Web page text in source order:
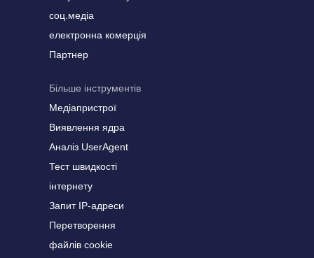
соц.медіа
електронна комерція
Партнер
Більше інструментів
Медіапристрої
Виявлення ядра
Аналіз UserAgent
Тест швидкості
інтернету
Запит IP-адреси
Перетворення
файлів cookie